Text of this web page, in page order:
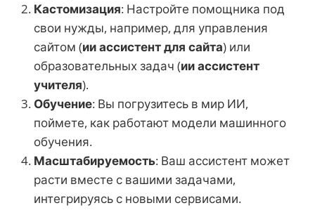
Кастомизация: Настройте помощника под
свои нужды, например, для управления
сайтом (ии ассистент для сайта) или
образовательных задач (ии ассистент
учителя).
Обучение: Вы погрузитесь в мир ИИ,
поймете, как работают модели машинного
обучения.
Масштабируемость: Ваш ассистент может
расти вместе с вашими задачами,
интегрируясь с новыми сервисами.